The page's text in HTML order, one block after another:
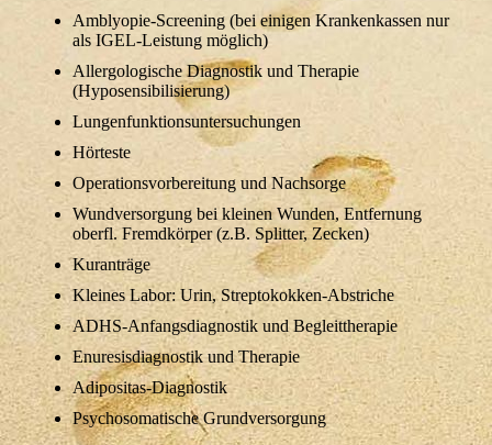
Amblyopie-Screening (bei einigen Krankenkassen nur
als IGEL-Leistung möglich)
Allergologische Diagnostik und Therapie
(Hyposensibilisierung)
Lungenfunktionsuntersuchungen
Hörteste
Operationsvorbereitung und Nachsorge
Wundversorgung bei kleinen Wunden, Entfernung
oberfl. Fremdkörper (z.B. Splitter, Zecken)
Kuranträge
Kleines Labor: Urin, Streptokokken-Abstriche
ADHS-Anfangsdiagnostik und Begleittherapie
Enuresisdiagnostik und Therapie
Adipositas-Diagnostik
Psychosomatische Grundversorgung